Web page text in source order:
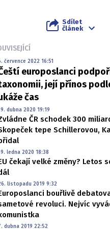
Sdílet
článek
července 2022 16:51
europoslanci
její přínos
čas
dubna 2020 19:19
ČR schodek 300
tepe Schillerovou,
ledna 2020 18:38
čekají velké změny? Letos
listopadu 2019 9:32
bouřlivě
revoluci. Nejvíc
dubna 2019 22:52